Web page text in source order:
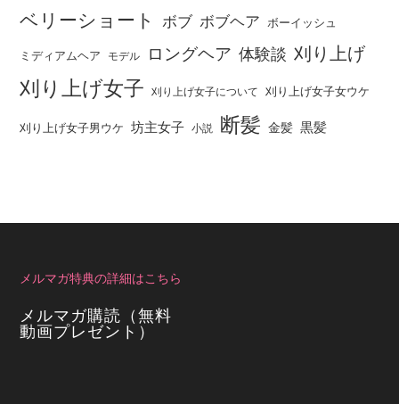
ベリーショート
ボブ ボブヘア ボーイッシュ
ミディアムヘア モデル ロングヘア 体験談 刈り上げ
刈り上げ女子 刈り上げ女子について 刈り上げ女子女ウケ
刈り上げ女子男ウケ 坊主女子 小説 断髪 金髪 黒髪
メルマガ特典の詳細はこちら
メルマガ購読（無料
動画プレゼント）